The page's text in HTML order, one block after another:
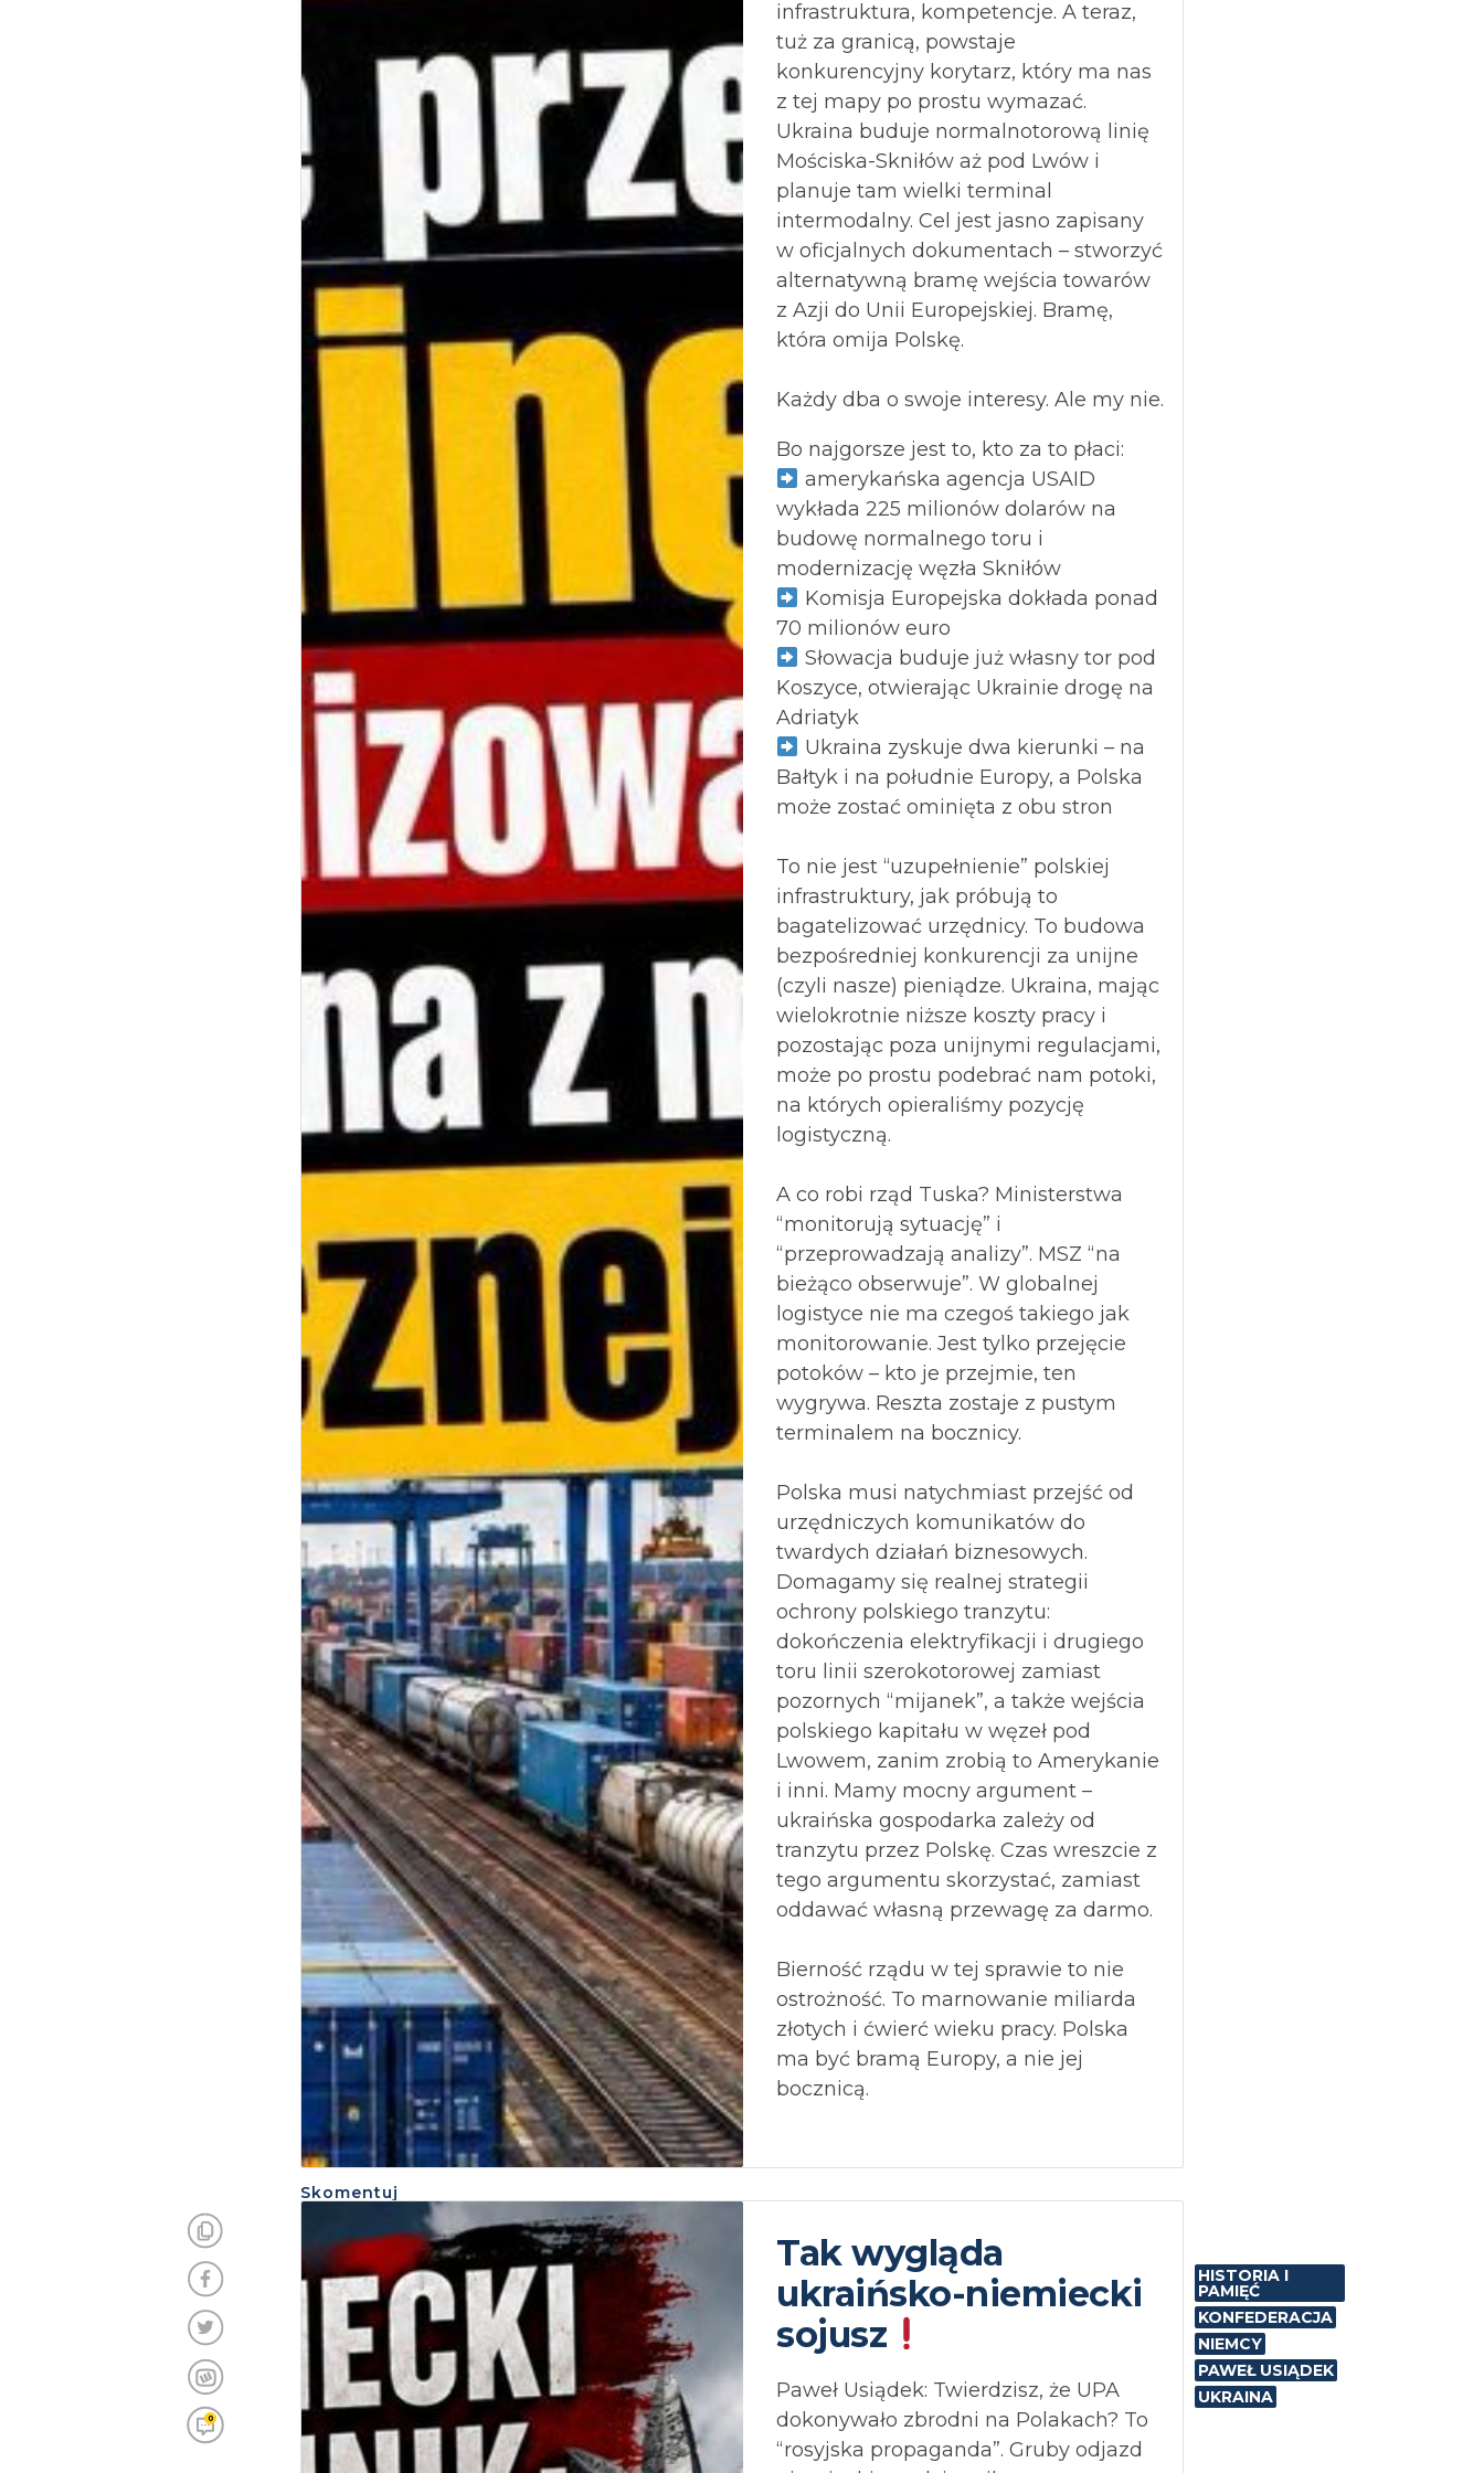
infrastruktura, kompetencje. A teraz,
tuż za granicą, powstaje
konkurencyjny korytarz, który ma nas
z tej mapy po prostu wymazać.
Ukraina buduje normalnotorową linię
Mościska-Skniłów aż pod Lwów i
planuje tam wielki terminal
intermodalny. Cel jest jasno zapisany
w oficjalnych dokumentach – stworzyć
alternatywną bramę wejścia towarów
z Azji do Unii Europejskiej. Bramę,
która omija Polskę.
Każdy dba o swoje interesy. Ale my nie.
Bo najgorsze jest to, kto za to płaci:
amerykańska agencja USAID
wykłada 225 milionów dolarów na
budowę normalnego toru i
modernizację węzła Skniłów
Komisja Europejska dokłada ponad
70 milionów euro
Słowacja buduje już własny tor pod
Koszyce, otwierając Ukrainie drogę na
Adriatyk
Ukraina zyskuje dwa kierunki – na
Bałtyk i na południe Europy, a Polska
może zostać ominięta z obu stron
To nie jest “uzupełnienie” polskiej
infrastruktury, jak próbują to
bagatelizować urzędnicy. To budowa
bezpośredniej konkurencji za unijne
(czyli nasze) pieniądze. Ukraina, mając
wielokrotnie niższe koszty pracy i
pozostając poza unijnymi regulacjami,
może po prostu podebrać nam potoki,
na których opieraliśmy pozycję
logistyczną.
A co robi rząd Tuska? Ministerstwa
“monitorują sytuację” i
“przeprowadzają analizy”. MSZ “na
bieżąco obserwuje”. W globalnej
logistyce nie ma czegoś takiego jak
monitorowanie. Jest tylko przejęcie
potoków – kto je przejmie, ten
wygrywa. Reszta zostaje z pustym
terminalem na bocznicy.
Polska musi natychmiast przejść od
urzędniczych komunikatów do
twardych działań biznesowych.
Domagamy się realnej strategii
ochrony polskiego tranzytu:
dokończenia elektryfikacji i drugiego
toru linii szerokotorowej zamiast
pozornych “mijanek”, a także wejścia
polskiego kapitału w węzeł pod
Lwowem, zanim zrobią to Amerykanie
i inni. Mamy mocny argument –
ukraińska gospodarka zależy od
tranzytu przez Polskę. Czas wreszcie z
tego argumentu skorzystać, zamiast
oddawać własną przewagę za darmo.
Bierność rządu w tej sprawie to nie
ostrożność. To marnowanie miliarda
złotych i ćwierć wieku pracy. Polska
ma być bramą Europy, a nie jej
bocznicą.⁩
Skomentuj
Tak wygląda
ukraińsko-niemiecki
sojusz
Paweł Usiądek: Twierdzisz, że UPA
dokonywało zbrodni na Polakach? To
“rosyjska propaganda”. Gruby odjazd
0
HISTORIA I
PAMIĘĆ
KONFEDERACJA
NIEMCY
PAWEŁ USIĄDEK
UKRAINA